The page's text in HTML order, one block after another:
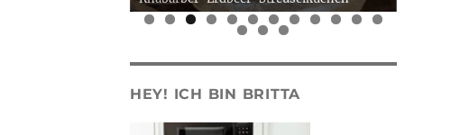
0
1 2
3 4 5
HEY! ICH BIN BRITTA